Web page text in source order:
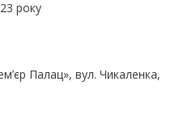
року
Палац», вул. Чикаленка,